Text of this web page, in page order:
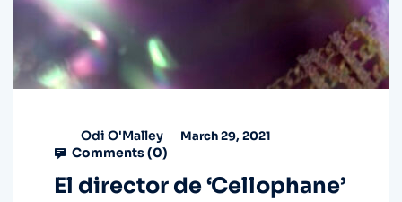
Odi O'Malley March 29, 2021
Comments (0)
El director de ‘Cellophane’